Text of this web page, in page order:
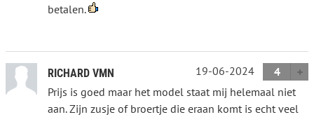
betalen.
RICHARD VMN 19-06-2024
4
Prijs is goed maar het model staat mij helemaal niet
aan. Zijn zusje of broertje die eraan komt is echt veel